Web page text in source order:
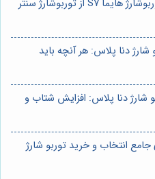
⭐️ راهنمای جامع انتخاب توربوشارژ هایما S7 از توربوشارژ سنتر
شارژ دنا پلاس: هر آنچه باید
شارژ دنا پلاس: افزایش شتاب و
جامع انتخاب و خرید توربو شارژ